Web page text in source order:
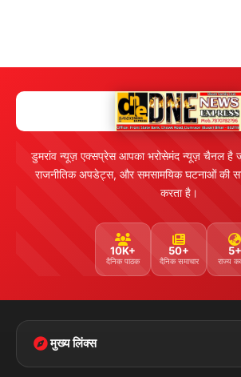
डुमरांव न्यूज़ एक्सप्रेस आपका भरोसेमंद न्यूज़ चैनल है
राजनीतिक अपडेट्स, और समसामयिक घटनाओं की
करता है।
10K+
दैनिक पाठक
50+
दैनिक समाचार
5+
राज्य
मुख्य लिंक्स